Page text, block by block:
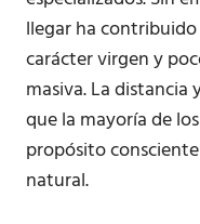
llegar ha
carácter virgen y
masiva. La distancia
que la mayoría de
propósito
natural.